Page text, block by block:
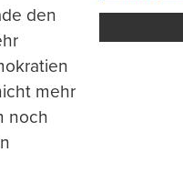
den
mehr
noch